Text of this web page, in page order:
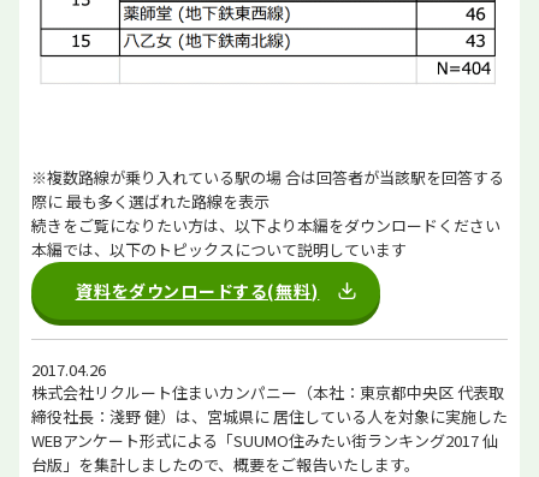
※複数路線が乗り入れている駅の場 合は回答者が当該駅を回答する
際に 最も多く選ばれた路線を表示
続きをご覧になりたい方は、以下より本編をダウンロードください
本編では、以下のトピックスについて説明しています
資料をダウンロードする(無料)
2017.04.26
株式会社リクルート住まいカンパニー（本社：東京都中央区 代表取
締役社長：淺野 健）は、宮城県に 居住している人を対象に実施した
WEBアンケート形式による「SUUMO住みたい街ランキング2017 仙
台版」を集計しましたので、概要をご報告いたします。